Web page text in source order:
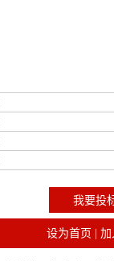
我要投
设为首页 加